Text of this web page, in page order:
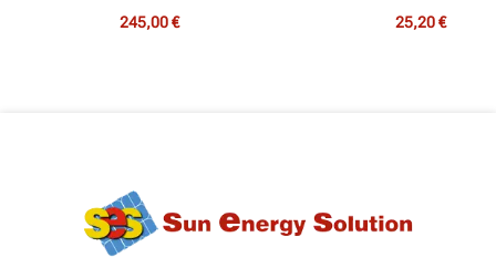
245,00 €
25,20 €